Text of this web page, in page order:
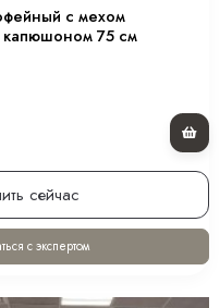
с мехом
75 см
сейчас
с экспертом